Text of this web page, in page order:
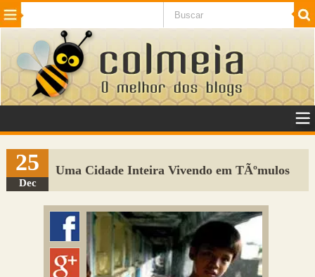
Beleza Cinema e TV
Internet Jogos NotÃ­cias SaÃºde
VeÃ­culos Adulto
Sugerir Link
Adicionar Blog
Colmeia Exchange
Perguntas Frequentes
25
Dec
Uma Cidade Inteira Vivendo em TÃºmulos